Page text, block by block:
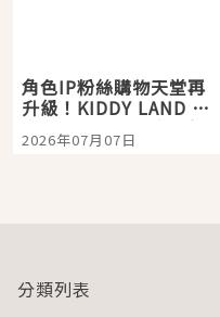
角色IP粉絲購物天堂再
升級！KIDDY LAND 原
宿店吉伊卡哇迎客，新
開幕 OMOKADO 店3分
2026年07月07日
分類列表